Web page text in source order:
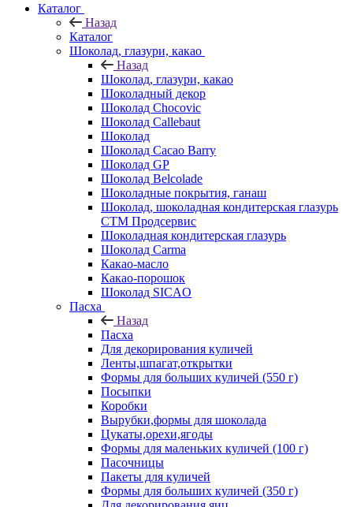
Каталог
Назад
Каталог
Шоколад, глазури, какао
Назад
Шоколад, глазури, какао
Шоколадный декор
Шоколад Chocovic
Шоколад Callebaut
Шоколад
Шоколад Cacao Barry
Шоколад GP
Шоколад Belcolade
Шоколадные покрытия, ганаш
Шоколад, шоколадная кондитерская глазурь
СТМ Продсервис
Шоколадная кондитерская глазурь
Шоколад Carma
Какао-масло
Какао-порошок
Шоколад SICAO
Пасха
Назад
Пасха
Для декорирования куличей
Ленты,шпагат,открытки
Формы для больших куличей (550 г)
Посыпки
Коробки
Вырубки,формы для шоколада
Цукаты,орехи,ягоды
Формы для маленьких куличей (100 г)
Пасочницы
Пакеты для куличей
Формы для больших куличей (350 г)